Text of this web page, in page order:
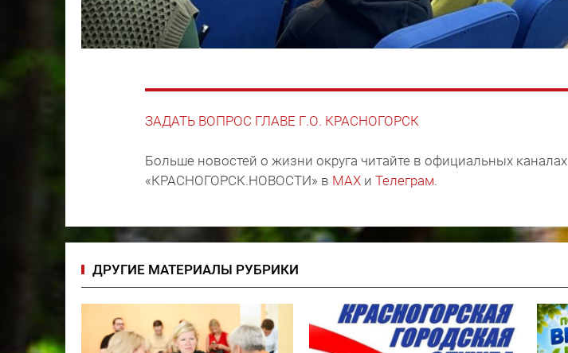
ЗАДАТЬ ВОПРОС ГЛАВЕ Г.О. КРАСНОГОРСК
Больше новостей о жизни округа читайте в официальных каналах
«КРАСНОГОРСК.НОВОСТИ» в MAX и Телеграм.
ДРУГИЕ МАТЕРИАЛЫ РУБРИКИ